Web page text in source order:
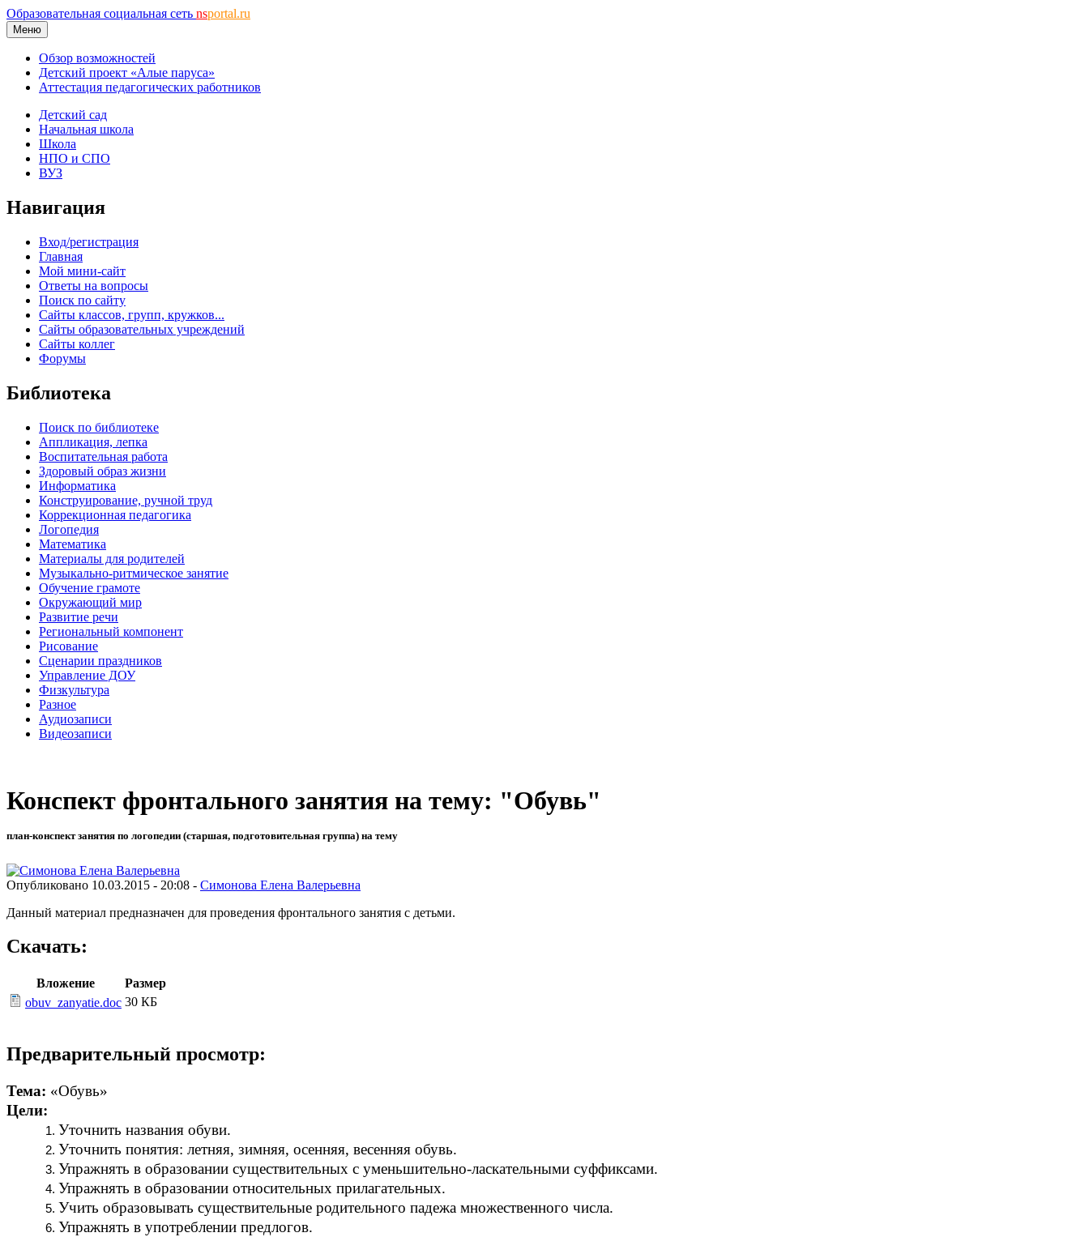
Образовательная социальная сеть nsportal.ru
Меню
Обзор возможностей
Детский проект «Алые паруса»
Аттестация педагогических работников
Детский сад
Начальная школа
Школа
НПО и СПО
ВУЗ
Навигация
Вход/регистрация
Главная
Мой мини-сайт
Ответы на вопросы
Поиск по сайту
Сайты классов, групп, кружков...
Сайты образовательных учреждений
Сайты коллег
Форумы
Библиотека
Поиск по библиотеке
Аппликация, лепка
Воспитательная работа
Здоровый образ жизни
Информатика
Конструирование, ручной труд
Коррекционная педагогика
Логопедия
Математика
Материалы для родителей
Музыкально-ритмическое занятие
Обучение грамоте
Окружающий мир
Развитие речи
Региональный компонент
Рисование
Сценарии праздников
Управление ДОУ
Физкультура
Разное
Аудиозаписи
Видеозаписи
Конспект фронтального занятия на тему: "Обувь"
план-конспект занятия по логопедии (старшая, подготовительная группа) на тему
Опубликовано 10.03.2015 - 20:08 - Симонова Елена Валерьевна
Данный материал предназначен для проведения фронтального занятия с детьми.
Скачать:
Вложение
Размер
obuv_zanyatie.doc 30 КБ
Предварительный просмотр:
Тема: «Обувь»
Цели:
Уточнить названия обуви.
Уточнить понятия: летняя, зимняя, осенняя, весенняя обувь.
Упражнять в образовании существительных с уменьшительно-ласкательными суффиксами.
Упражнять в образовании относительных прилагательных.
Учить образовывать существительные родительного падежа множественного числа.
Упражнять в употреблении предлогов.